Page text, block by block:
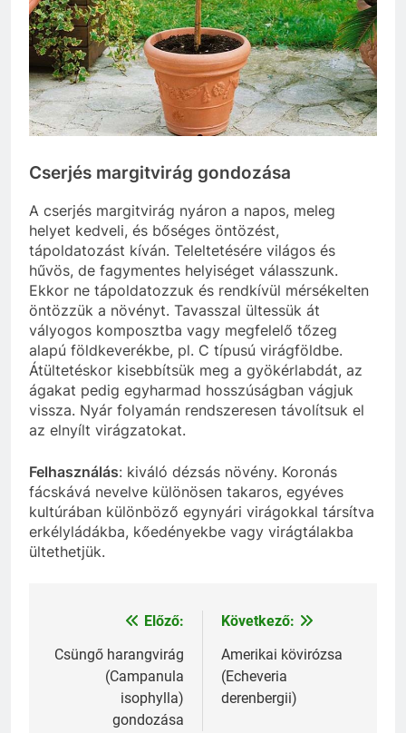
Cserjés margitvirág gondozása
A cserjés margitvirág nyáron a napos, meleg
helyet kedveli, és bőséges öntözést,
tápoldatozást kíván. Teleltetésére világos és
hűvös, de fagymentes helyiséget válasszunk.
Ekkor ne tápoldatozzuk és rendkívül mérsékelten
öntözzük a növényt. Tavasszal ültessük át
vályogos komposztba vagy megfelelő tőzeg
alapú földkeverékbe, pl. C típusú virágföldbe.
Átültetéskor kisebbítsük meg a gyökérlabdát, az
ágakat pedig egyharmad hosszúságban vágjuk
vissza. Nyár folyamán rendszeresen távolítsuk el
az elnyílt virágzatokat.
Felhasználás: kiváló dézsás növény. Koronás
fácskává nevelve különösen takaros, egyéves
kultúrában különböző egynyári virágokkal társítva
erkélyládákba, kőedényekbe vagy virágtálakba
ültethetjük.
Bejegyzés
navigáció
Előző:
Csüngő harangvirág
(Campanula
isophylla)
gondozása
Következő:
Amerikai kövirózsa
(Echeveria
derenbergii)